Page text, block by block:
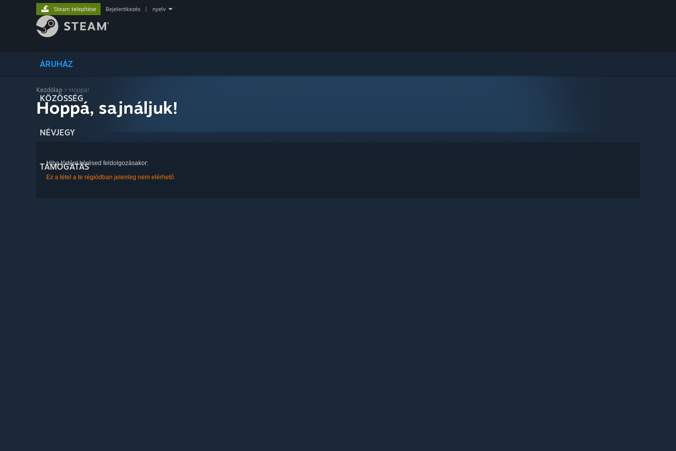
ÁRUHÁZ
KÖZÖSSÉG
NÉVJEGY
TÁMOGATÁS
Steam telepítése Bejelentkezés nyelv
Kezdőlap > Hoppá!
Hoppá, sajnáljuk!
Hiba történt kérésed feldolgozásakor:
Ez a tétel a te régiódban jelenleg nem elérhető.